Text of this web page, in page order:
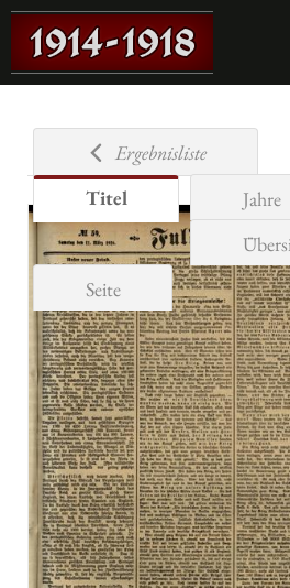
Ergebnisliste
Titel
Jahre
Seite